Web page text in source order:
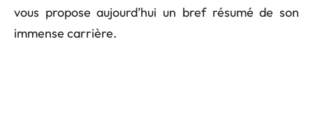
vous propose aujourd’hui un bref résumé de son
immense carrière.